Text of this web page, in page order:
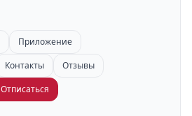
Приложение
Контакты
Отзывы
Отписаться